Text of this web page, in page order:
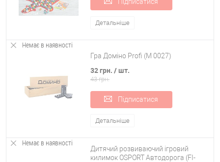
Детальніше
Немає в наявності
Гра Доміно Profi (M 0027)
32 грн. / шт.
43 грн.
Підписатися
Детальніше
Немає в наявності
Дитячий розвиваючий ігровий
килимок OSPORT Автодорога (FI-